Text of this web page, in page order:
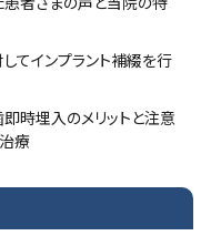
てインプラント補綴を行
時埋入のメリットと注意
療